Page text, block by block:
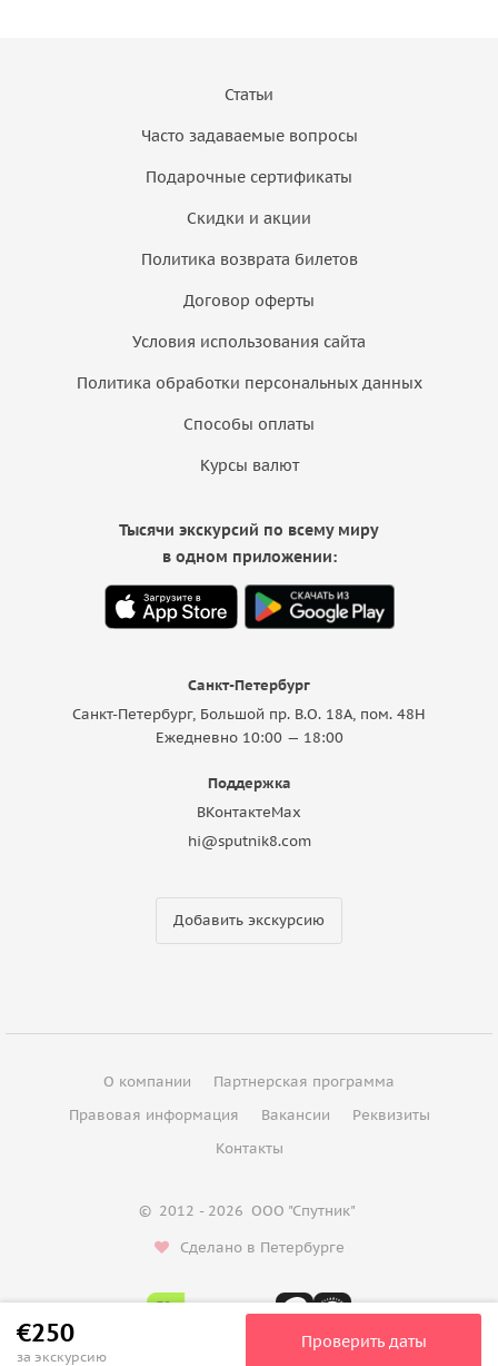
€250
за экскурсию
Проверить даты
Статьи
Часто задаваемые вопросы
Подарочные сертификаты
Скидки и акции
Политика возврата билетов
Договор оферты
Условия использования сайта
Политика обработки персональных данных
Способы оплаты
Курсы валют
Санкт-Петербург
Санкт-Петербург, Большой пр. В.О. 18A, пом. 48Н
Ежедневно 10:00 — 18:00
Поддержка
ВКонтактеMax
hi@sputnik8.com
Добавить экскурсию
Тысячи экскурсий по всему миру
в одном приложении:
О компании
Партнерская программа
Правовая информация
Вакансии
Реквизиты
Контакты
© 2012 - 2026 ООО "Спутник"
Сделано в Петербурге